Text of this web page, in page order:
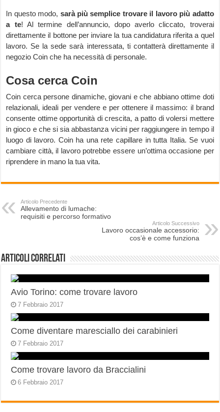
In questo modo, sarà più semplice trovare il lavoro più adatto
a te! Al termine dell’annuncio, dopo averlo cliccato, troverai
direttamente il bottone per inviare la tua candidatura riferita a quel
lavoro. Se la sede sarà interessata, ti contatterà direttamente il
negozio Coin che ha necessità di personale.
Cosa cerca Coin
Coin cerca persone dinamiche, giovani e che abbiano ottime doti
relazionali, ideali per vendere e per ottenere il massimo: il brand
consente ottime opportunità di crescita, a patto di volersi mettere
in gioco e che si sia abbastanza vicini per raggiungere in tempo il
luogo di lavoro. Coin ha una rete capillare in tutta Italia. Se vuoi
cambiare città, il lavoro potrebbe essere un’ottima occasione per
riprendere in mano la tua vita.
Articolo Precedente
Allevamento di lumache:
requisiti e percorso formativo
Articolo Successivo
Lavoro occasionale accessorio:
cos’è e come funziona
Articoli correlati
Avio Torino: come trovare lavoro
7 Febbraio 2017
Come diventare maresciallo dei carabinieri
7 Febbraio 2017
Come trovare lavoro da Braccialini
6 Febbraio 2017